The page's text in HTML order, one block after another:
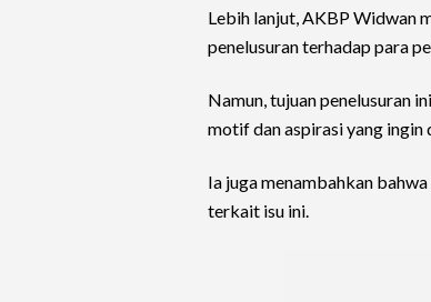
Lebih lanjut, AKBP Widwan
penelusuran terhadap para
Namun, tujuan penelusuran
motif dan aspirasi yang ingin
Ia juga menambahkan
terkait isu ini.